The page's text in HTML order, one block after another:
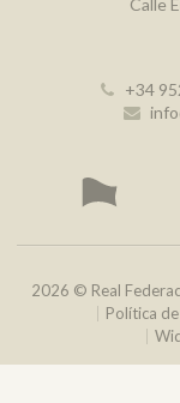
+34
2026 © Real
Política